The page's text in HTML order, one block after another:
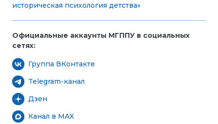
историческая психология детства»
Официальные аккаунты МГППУ в социальных
сетях:
Группа ВКонтакте
Telegram-канал
Дзен
Канал в MAX